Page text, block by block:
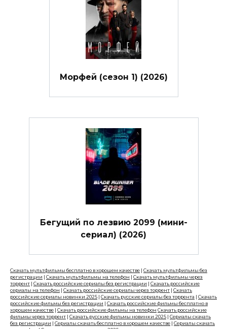
Морфей (сезон 1) (2026)
Бегущий по лезвию 2099 (мини-
сериал) (2026)
Скачать мультфильмы бесплатно в хорошем качестве | Скачать мультфильмы без
регистрации | Скачать мультфильмы на телефон | Скачать мультфильмы через
торрент | Скачать российские сериалы без регистрации | Скачать российские
сериалы на телефон | Скачать российские сериалы через торрент | Скачать
российские сериалы новинки 2025 | Скачать русские сериалы без торрента | Скачать
российские фильмы без регистрации | Скачать российские фильмы бесплатно в
хорошем качестве | Скачать российские фильмы на телефон Скачать российские
фильмы через торрент | Скачать русские фильмы новинки 2025 | Сериалы скачать
без регистрации | Сериалы скачать бесплатно в хорошем качестве | Сериалы скачать